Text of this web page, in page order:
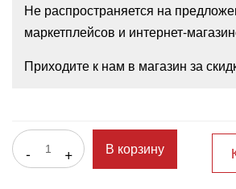
Не распространяется на
маркетплейсов и интернет-
Приходите к нам в магазин за
- + В корзину